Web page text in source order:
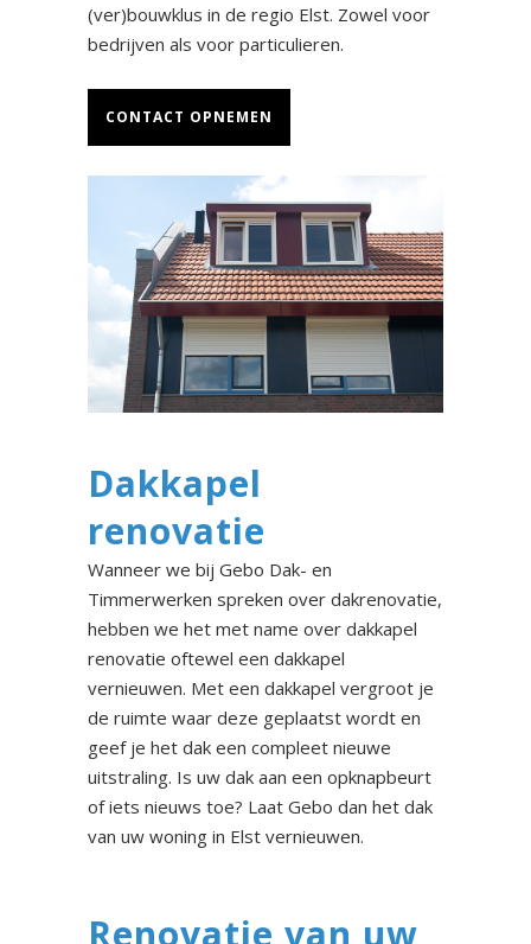
(ver)bouwklus in de regio Elst. Zowel voor
bedrijven als voor particulieren.
CONTACT OPNEMEN
Dakkapel
renovatie
Wanneer we bij Gebo Dak- en
Timmerwerken spreken over dakrenovatie,
hebben we het met name over dakkapel
renovatie oftewel een dakkapel
vernieuwen. Met een dakkapel vergroot je
de ruimte waar deze geplaatst wordt en
geef je het dak een compleet nieuwe
uitstraling. Is uw dak aan een opknapbeurt
of iets nieuws toe? Laat Gebo dan het dak
van uw woning in Elst vernieuwen.
Renovatie van uw